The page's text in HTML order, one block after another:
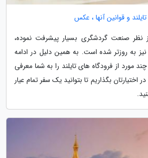
و قوانین آنها ، عکس
از نظر صنعت گردشگری بسیار پیشرفت نموده،
به روزتر شده است. به همین دلیل در ادامه
مورد از فرودگاه های تایلند را به شما معرفی
اختیارتان بگذاریم تا بتوانید یک سفر تمام عیار